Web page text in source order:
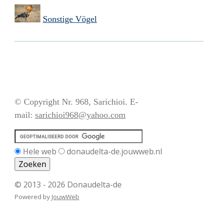
Sonstige Vögel
© Copyright Nr. 968, Sarichioi. E-
mail: sarichioi968@yahoo.com
Hele web donaudelta-de.jouwweb.nl
© 2013 - 2026 Donaudelta-de
Powered by JouwWeb